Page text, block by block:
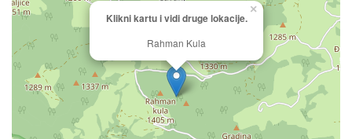
Klikni kartu i vidi druge lokacije.
Rahman Kula
×